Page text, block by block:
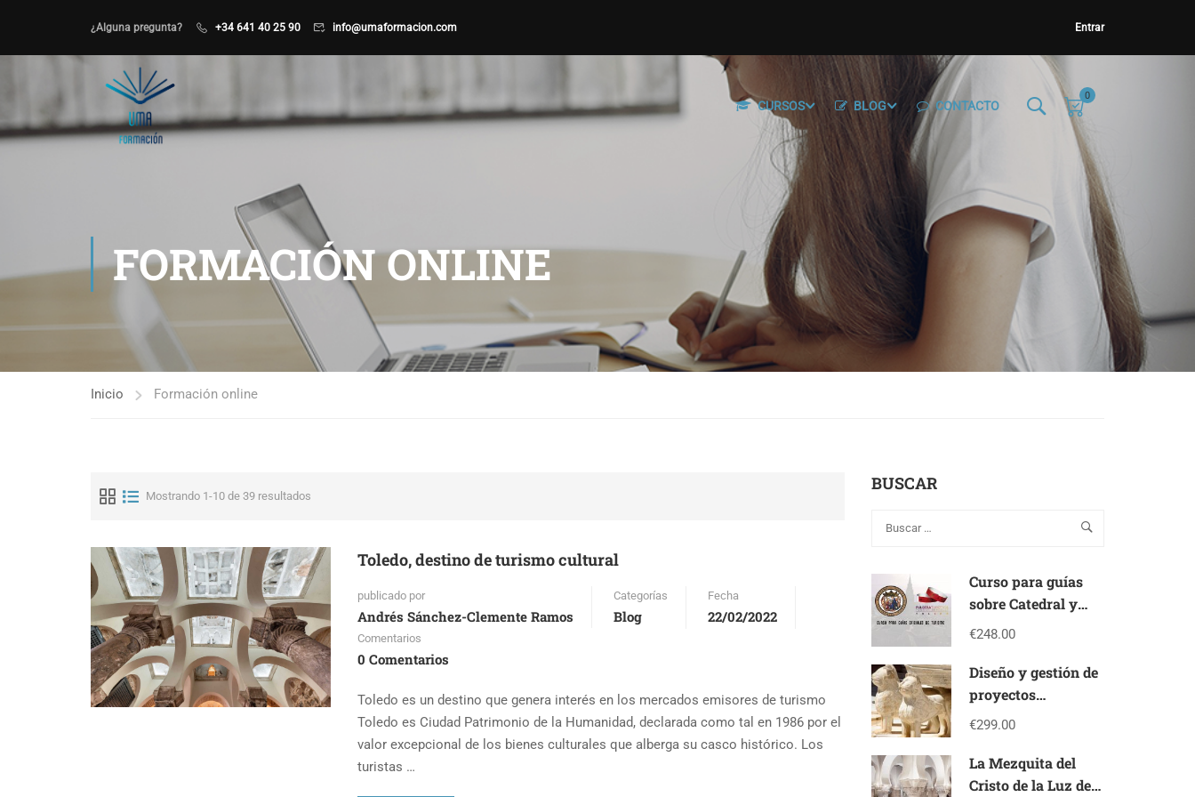
¿Alguna pregunta? +34 641 40 25 90 info@umaformacion.com Entrar
CURSOS BLOG CONTACTO
0
FORMACIÓN ONLINE
Inicio Formación online
Mostrando 1-10 de 39 resultados
Toledo, destino de turismo cultural
publicado por
Andrés Sánchez-Clemente Ramos
Categorías
Blog
Fecha
22/02/2022
Comentarios
0 Comentarios
Toledo es un destino que genera interés en los mercados emisores de turismo
Toledo es Ciudad Patrimonio de la Humanidad, declarada como tal en 1986 por el
valor excepcional de los bienes culturales que alberga su casco histórico. Los
turistas …
BUSCAR
Curso para guías
sobre Catedral y
Pulsera turística
€248.00
Diseño y gestión de
proyectos
culturales –
MANAGER en
patrimonio cultural
€299.00
La Mezquita del
Cristo de la Luz de